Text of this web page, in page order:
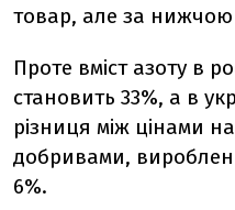
товар, але за
Проте вміст азоту в
становить 33%, а в
різниця між цінами
добривами,
6%.